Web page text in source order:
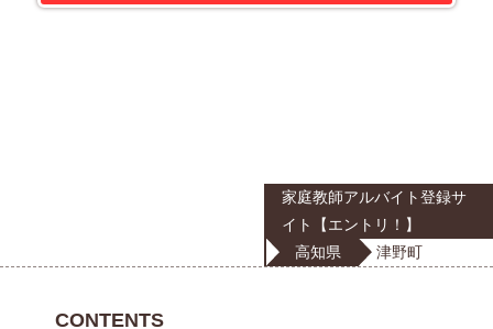
家庭教師アルバイト登録サ
イト【エントリ！】
高知県
津野町
CONTENTS